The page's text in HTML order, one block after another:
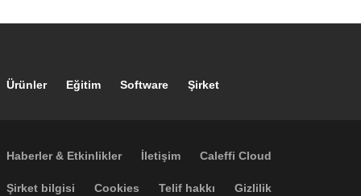
Footer main navigation
Ürünler Eğitim Software Şirket
Footer secondary navigation
Haberler & Etkinlikler İletişim Caleffi Cloud
Şirket bilgisi Cookies Telif hakkı Gizlilik